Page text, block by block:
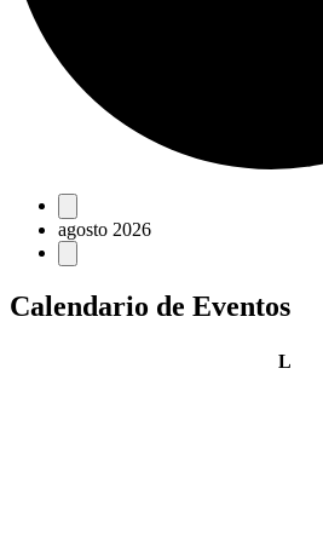
Eventos
agosto 2026
Calendario de Eventos
Llunes